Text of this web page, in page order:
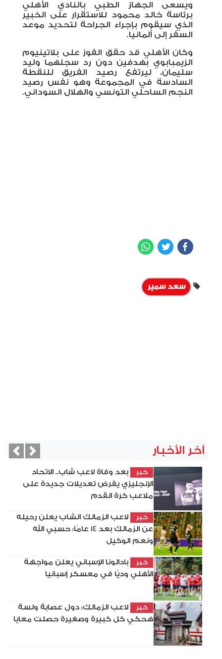
ويسعى الجهاز الطبي بالنادي الأهلي
برئاسة خالد محمود للاستقرار على الخبير
الذي سيقوم بإجراء الجراحة لتحديد موعد
السفر إلى ألمانيا.
وكان الأهلي قد حقق الفوز على بلاتينيوم
الزيمبابوي بهدفين دون رد سجلهما وليد
سليمان، ليرتفع رصيد الفريق للنقطة
السادسة في المجموعة وهو نفس رصيد
النجم الساحلي التونسي والهلال السوداني.
Facebook
Twitter
سعد سمير
آخر الأخبار
خبر
بعد وفاة لاعب شاب.. الاتحاد
الإنجليزي يفرض تعديلات جديدة على
ملاعب كرة القدم
خبر
لاعب الزمالك الشاب يعلن رحيله
عن الزمالك بعد 14 عامًا: حسبي الله
ونعم الوكيل
خبر
بادالونا الإسباني يعلن مواجهة
الأهلي وديًا في معسكر إسبانيا
خبر
لاعب الزمالك: دول عصابة ولسة
هحكي كل كبيرة وصغيرة حصلت معايا
Next